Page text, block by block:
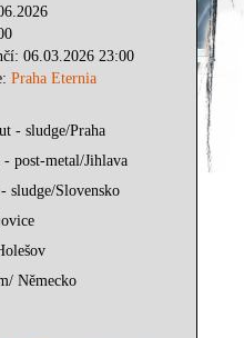
06.03.2026 23:00
Praha Eternia
- sludge/Praha
- post-metal/Jihlava
sludge/Slovensko
Německo